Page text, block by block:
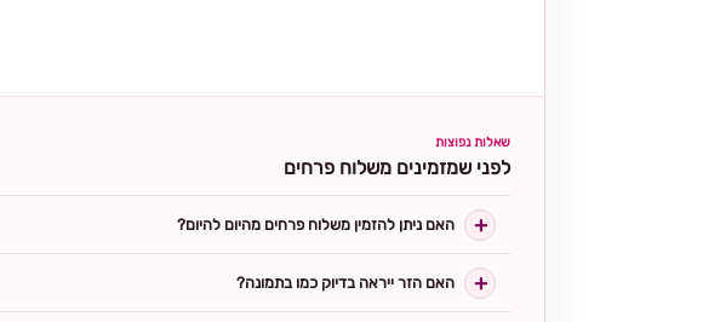
שאלות נפוצות
לפני שמזמינים משלוח פרחים
האם ניתן להזמין משלוח פרחים מהיום להיום?
האם הזר ייראה בדיוק כמו בתמונה?